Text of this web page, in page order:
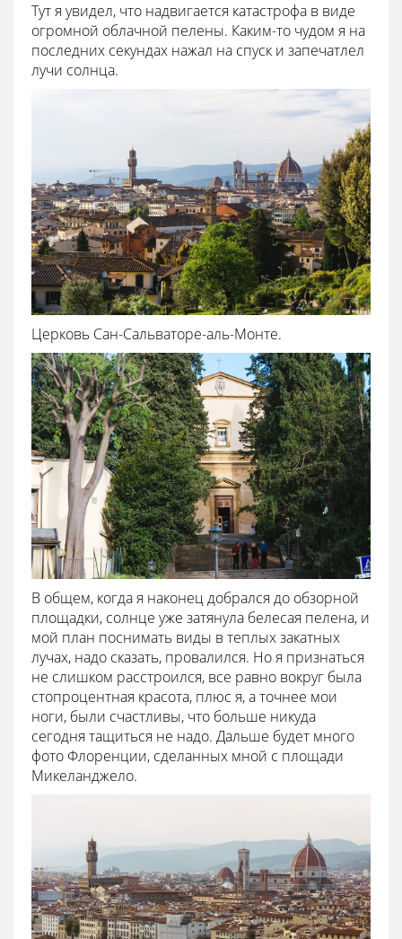
Тут я увидел, что надвигается катастрофа в виде
огромной облачной пелены. Каким-то чудом я на
последних секундах нажал на спуск и запечатлел
лучи солнца.
Церковь Сан-Сальваторе-аль-Монте.
В общем, когда я наконец добрался до обзорной
площадки, солнце уже затянула белесая пелена, и
мой план поснимать виды в теплых закатных
лучах, надо сказать, провалился. Но я признаться
не слишком расстроился, все равно вокруг была
стопроцентная красота, плюс я, а точнее мои
ноги, были счастливы, что больше никуда
сегодня тащиться не надо. Дальше будет много
фото Флоренции, сделанных мной с площади
Микеланджело.